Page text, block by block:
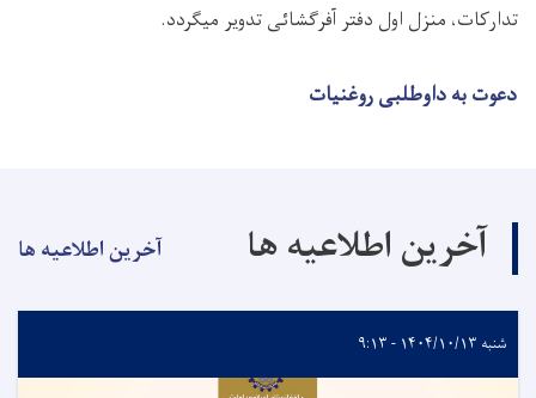
تدارکات، منزل اول دفتر آفرگشائی تدویر میگردد.
دعوت به داوطلبی روغنیات
آخرین اطلاعیه ها آخرین اطلاعیه ها
شنبه ۱۴۰۴/۱۰/۱۳ - ۹:۱۳